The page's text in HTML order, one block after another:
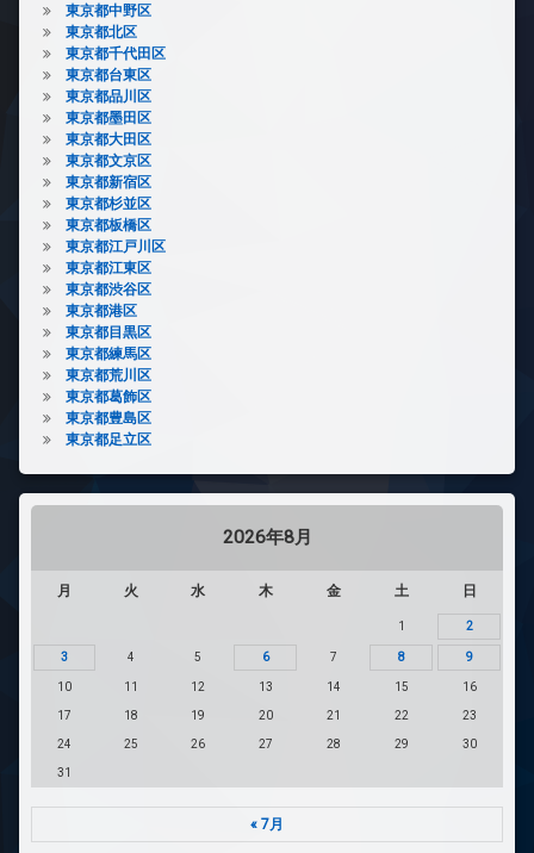
東京都中野区
東京都北区
東京都千代田区
東京都台東区
東京都品川区
東京都墨田区
東京都大田区
東京都文京区
東京都新宿区
東京都杉並区
東京都板橋区
東京都江戸川区
東京都江東区
東京都渋谷区
東京都港区
東京都目黒区
東京都練馬区
東京都荒川区
東京都葛飾区
東京都豊島区
東京都足立区
2026年8月
月 火 水 木 金 土 日
1 2
3 4 5 6 7 8 9
10 11 12 13 14 15 16
17 18 19 20 21 22 23
24 25 26 27 28 29 30
31
« 7月